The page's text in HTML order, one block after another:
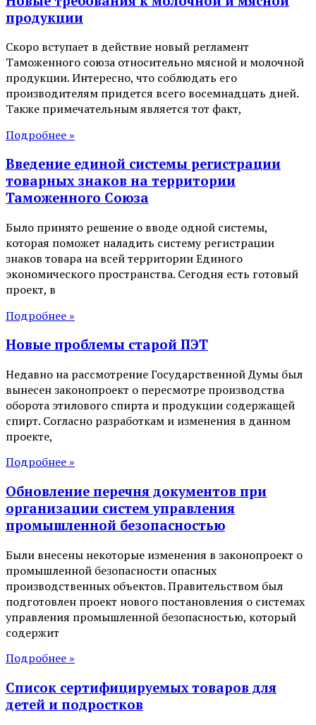
продукции
Скоро вступает в действие новый регламент
Таможенного союза относительно мясной и молочной
продукции. Интересно, что соблюдать его
производителям придется всего восемнадцать дней.
Также примечательным является тот факт,
Подробнее »
Введение единой системы регистрации
товарных знаков на территории
Таможенного Союза
Было принято решение о вводе одной системы,
которая поможет наладить систему регистрации
знаков товара на всей территории Единого
экономического пространства. Сегодня есть готовый
проект, в
Подробнее »
Новые проблемы старой ПЭТ
Недавно на рассмотрение Государственной Думы был
вынесен законопроект о пересмотре производства
оборота этилового спирта и продукции содержащей
спирт. Согласно разработкам и изменения в данном
проекте,
Подробнее »
Обновление перечня документов при
организации систем управления
промышленной безопасностью
Были внесены некоторые изменения в законопроект о
промышленной безопасности опасных
производственных объектов. Правительством был
подготовлен проект нового постановления о системах
управления промышленной безопасностью, который
содержит
Подробнее »
Список сертифицируемых товаров для
детей и подростков